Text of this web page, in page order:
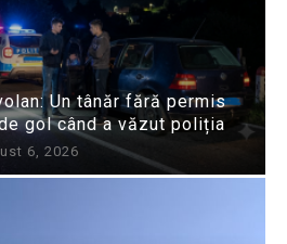
Un tânăr fără permis
gol când a văzut poliția
6, 2026